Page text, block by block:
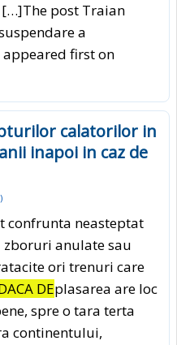
[…]The post Traian
a
first on
calatorilor in
inapoi in caz de
)
confrunta neasteptat
anulate sau
ori trenuri care
DEplasarea are loc
spre o tara terta
continentului,